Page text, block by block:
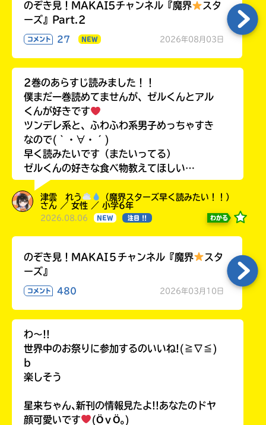
のぞき見！MAKAI5チャンネル『魔界
スタ
ーズ』Part.2
コメント 27 NEW 2026年08月03日
2巻のあらすじ読みました！！
僕まだ一巻読めてませんが、ゼルくんとアル
くんが好きです
ツンデレ系と、ふわふわ系男子めっちゃすき
なので(｀・∀・´)
早く読みたいです（またいってる）
ゼルくんの好きな食べ物教えてほしい…
津雲 れう
（魔界スターズ早く読みたい！！）
さん ／ 女性 ／ 小学6年
2026.08.06 NEW 注目 !! わかる
のぞき見！MAKAI５チャンネル『魔界
スタ
ーズ』
コメント 480 2026年03月10日
わ〜!!
世界中のお祭りに参加するのいいね!(≧∇≦)
b
楽しそう
星来ちゃん､新刊の情報見たよ!!あなたのドヤ
顔可愛いです
(ӦｖӦ｡)